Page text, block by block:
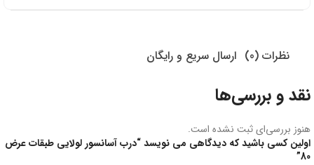
نظرات (0) ارسال سریع و رایگان
نقد و بررسی‌ها
هنوز بررسی‌ای ثبت نشده است.
اولین کسی باشید که دیدگاهی می نویسد “درب آسانسور لولایی طبقات عرض
80”